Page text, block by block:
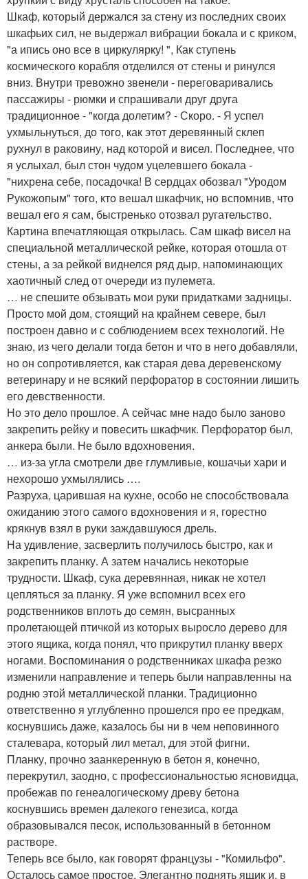
Шкаф, который держался за стену из последних своих
шкафьих сил, не выдержал вибрации бокала и с криком,
"а ипись оно все в циркулярку! ", Как ступень
космического корабля отделился от стены и ринулся
вниз. Внутри тревожно звенели - переговаривались
пассажиры - рюмки и спрашивали друг друга
традиционное - "когда долетим? - Скоро. - Я успел
ухмыльнуться, до того, как этот деревянный склеп
рухнул в раковину, над которой и висел. Последнее, что
я услыхал, был стон чудом уцелевшего бокала -
"нихрена себе, посадочка! В сердцах обозвал "Уродом
Рукожопым" того, кто вешал шкафчик, но вспомнив, что
вешал его я сам, быстренько отозвал ругательство.
Картина впечатляющая открылась. Сам шкаф висел на
специальной металлической рейке, которая отошла от
стены, а за рейкой виднелся ряд дыр, напоминающих
хаотичный след от очереди из пулемета.
… не спешите обзывать мои руки придатками задницы.
Просто мой дом, стоящий на крайнем севере, был
построен давно и с соблюдением всех технологий. Не
знаю, из чего делали тогда бетон и что в него добавляли,
но он сопротивляется, как старая дева деревенскому
ветеринару и не всякий перфоратор в состоянии лишить
его девственности.
Но это дело прошлое. А сейчас мне надо было заново
закрепить рейку и повесить шкафчик. Перфоратор был,
анкера были. Не было вдохновения.
… из-за угла смотрели две глумливые, кошачьи хари и
нехорошо ухмылялись ….
Разруха, царившая на кухне, особо не способствовала
ожиданию этого самого вдохновения и я, горестно
крякнув взял в руки заждавшуюся дрель.
На удивление, засверлить получилось быстро, как и
закрепить планку. А затем начались некоторые
трудности. Шкаф, сука деревянная, никак не хотел
цепляться за планку. Я уже вспомнил всех его
родственников вплоть до семян, высранных
пролетающей птичкой из которых выросло дерево для
этого ящика, когда понял, что прикрутил планку вверх
ногами. Воспоминания о родственниках шкафа резко
изменили направление и теперь были направленны на
родню этой металлической планки. Традиционно
ответственно я углубленно прошелся про ее предкам,
коснувшись даже, казалось бы ни в чем неповинного
сталевара, который лил метал, для этой фигни.
Планку, прочно заанкеренную в бетон я, конечно,
перекрутил, заодно, с профессиональностью ясновидца,
пробежав по генеалогическому древу бетона
коснувшись времен далекого генезиса, когда
образовывался песок, использованный в бетонном
растворе.
Теперь все было, как говорят французы - "Комильфо".
Осталось самое простое. Элегантно поднять ящик и, в